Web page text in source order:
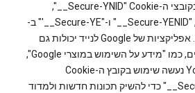
ENID" בחיפוש Google, ובקובצי ה-Cookie‏ "‎__Secure-YNID",‏
"VISITOR_INFO1_LIVE",‏ "‎__Secure-YENID" ו-"‎'__Secure-YE" ב-
YouTube, לניתוח נתונים. אפליקציות של Google לנייד יכולות גם
להשתמש במזהים ייחודיים, כמו "מידע על השימוש במוצרי Google",
"‎__Secure-ROLLOUT_TOKEN" כדי להשיק תכונות חדשות ולמדוד